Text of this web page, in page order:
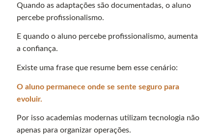
Quando as adaptações são documentadas, o aluno
percebe profissionalismo.
E quando o aluno percebe profissionalismo, aumenta
a confiança.
Existe uma frase que resume bem esse cenário:
O aluno permanece onde se sente seguro para
evoluir.
Por isso academias modernas utilizam tecnologia não
apenas para organizar operações.